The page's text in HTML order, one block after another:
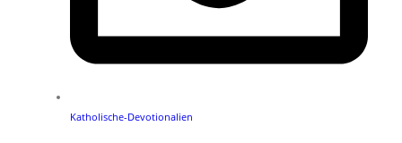
Katholische-Devotionalien